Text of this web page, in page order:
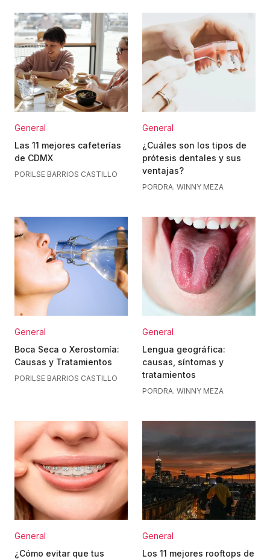
General
Las 11 mejores cafeterías
de CDMX
PORILSE BARRIOS CASTILLO
General
¿Cuáles son los tipos de
prótesis dentales y sus
ventajas?
PORDRA. WINNY MEZA
General
Boca Seca o Xerostomía:
Causas y Tratamientos
PORILSE BARRIOS CASTILLO
General
Lengua geográfica:
causas, síntomas y
tratamientos
PORDRA. WINNY MEZA
General
¿Cómo evitar que tus
General
Los 11 mejores rooftops de